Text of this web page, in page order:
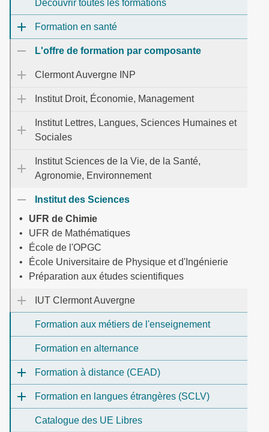
Découvrir toutes les formations
Formation en santé
L'offre de formation par composante
Clermont Auvergne INP
Institut Droit, Économie, Management
Institut Lettres, Langues, Sciences Humaines et
Sociales
Institut Sciences de la Vie, de la Santé,
Agronomie, Environnement
Institut des Sciences
UFR de Chimie
UFR de Mathématiques
École de l'OPGC
École Universitaire de Physique et d'Ingénierie
Préparation aux études scientifiques
IUT Clermont Auvergne
Formation aux métiers de l'enseignement
Formation en alternance
Formation à distance (CEAD)
Formation en langues étrangères (SCLV)
Catalogue des UE Libres